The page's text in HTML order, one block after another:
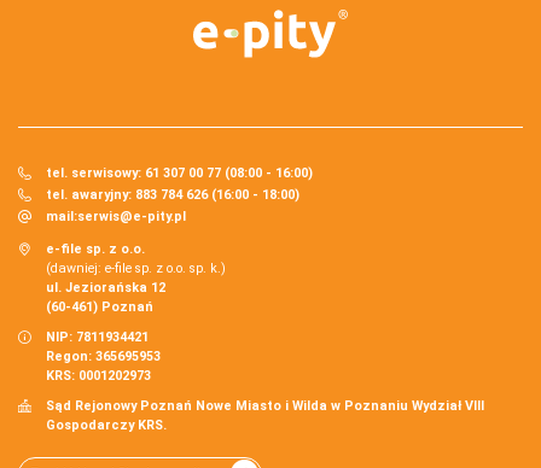
tel. serwisowy: 61 307 00 77 (08:00 - 16:00)
tel. awaryjny: 883 784 626 (16:00 - 18:00)
mail:serwis@e-pity.pl
e-file sp. z o.o.
(dawniej: e-file sp. z o.o. sp. k.)
ul. Jeziorańska 12
(60-461) Poznań
NIP: 7811934421
Regon: 365695953
KRS: 0001202973
Sąd Rejonowy Poznań Nowe Miasto i Wilda w Poznaniu Wydział VIII
Gospodarczy KRS.